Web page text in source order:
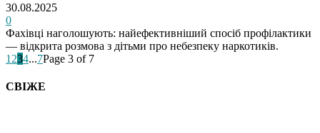
30.08.2025
0
Фахівці наголошують: найефективніший спосіб профілактики
— відкрита розмова з дітьми про небезпеку наркотиків.
1 234...7Page 3 of 7
СВІЖЕ